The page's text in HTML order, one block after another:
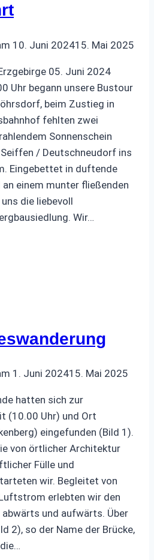
10. Juni 202415. Mai 2025
05. Juni 2024
Uhr begann unsere Bustour
beim Zustieg in
fehlten zwei
Sonnenschein
/ Deutschneudorf ins
Eingebettet in duftende
einem munter fließenden
die liebevoll
Wir…
1. Juni 202415. Mai 2025
hatten sich zur
(10.00 Uhr) und Ort
eingefunden (Bild 1).
von örtlicher Architektur
Fülle und
wir. Begleitet von
erlebten wir den
abwärts und aufwärts. Über
2), so der Name der Brücke,